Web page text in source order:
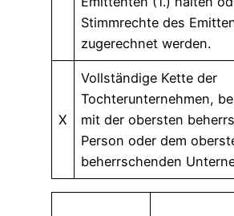
Stimmrechte des
zugerechnet werden.
X
Vollständige Kette der
Tochterunternehmen,
mit der obersten
Person oder dem
beherrschenden